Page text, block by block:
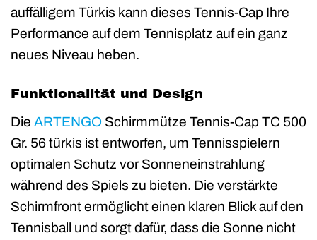
auffälligem Türkis kann dieses Tennis-Cap Ihre
Performance auf dem Tennisplatz auf ein ganz
neues Niveau heben.
Funktionalität und Design
Die ARTENGO Schirmmütze Tennis-Cap TC 500
Gr. 56 türkis ist entworfen, um Tennisspielern
optimalen Schutz vor Sonneneinstrahlung
während des Spiels zu bieten. Die verstärkte
Schirmfront ermöglicht einen klaren Blick auf den
Tennisball und sorgt dafür, dass die Sonne nicht